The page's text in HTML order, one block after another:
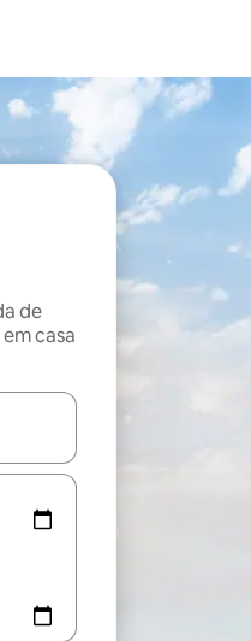
de
casa
explore-os usando as seta